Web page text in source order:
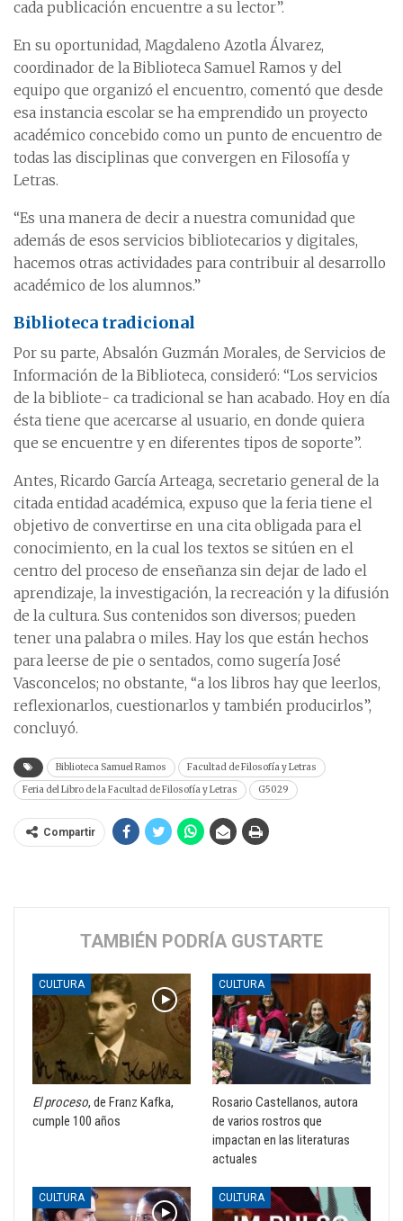
cada publicación encuentre a su lector”.
En su oportunidad, Magdaleno Azotla Álvarez,
coordinador de la Biblioteca Samuel Ramos y del
equipo que organizó el encuentro, comentó que desde
esa instancia escolar se ha emprendido un proyecto
académico concebido como un punto de encuentro de
todas las disciplinas que convergen en Filosofía y
Letras.
“Es una manera de decir a nuestra comunidad que
además de esos servicios bibliotecarios y digitales,
hacemos otras actividades para contribuir al desarrollo
académico de los alumnos.”
Biblioteca tradicional
Por su parte, Absalón Guzmán Morales, de Servicios de
Información de la Biblioteca, consideró: “Los servicios
de la bibliote- ca tradicional se han acabado. Hoy en día
ésta tiene que acercarse al usuario, en donde quiera
que se encuentre y en diferentes tipos de soporte”.
Antes, Ricardo García Arteaga, secretario general de la
citada entidad académica, expuso que la feria tiene el
objetivo de convertirse en una cita obligada para el
conocimiento, en la cual los textos se sitúen en el
centro del proceso de enseñanza sin dejar de lado el
aprendizaje, la investigación, la recreación y la difusión
de la cultura. Sus contenidos son diversos; pueden
tener una palabra o miles. Hay los que están hechos
para leerse de pie o sentados, como sugería José
Vasconcelos; no obstante, “a los libros hay que leerlos,
reflexionarlos, cuestionarlos y también producirlos”,
concluyó.
Biblioteca Samuel Ramos
Facultad de Filosofía y Letras
Feria del Libro de la Facultad de Filosofía y Letras
G5029
Compartir
TAMBIÉN PODRÍA GUSTARTE
CULTURA
El proceso, de Franz Kafka,
cumple 100 años
CULTURA
Rosario Castellanos, autora
de varios rostros que
impactan en las literaturas
actuales
CULTURA CULTURA